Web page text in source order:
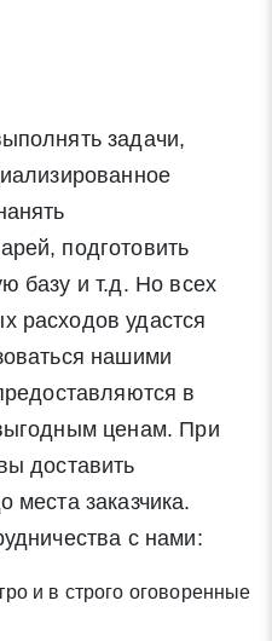
задачи,
подготовить
базу и т.д. Но всех
расходов удастся
нашими
в
ценам. При
доставить
места заказчика.
с нами:
и в строго оговоренные